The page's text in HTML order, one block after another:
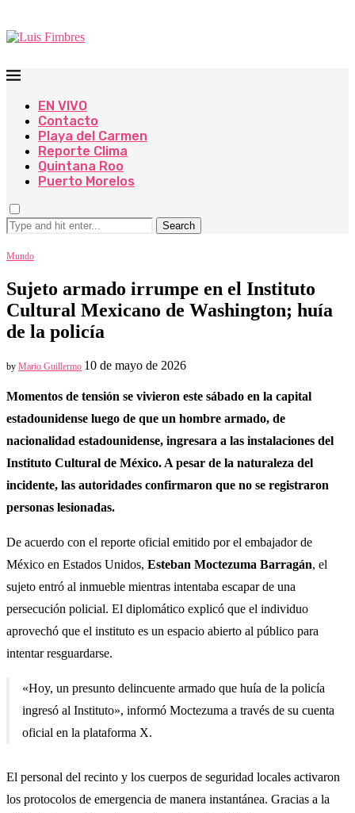
EN VIVO
Contacto
Playa del Carmen
Reporte Clima
Quintana Roo
Puerto Morelos
Search
Mundo
Sujeto armado irrumpe en el Instituto
Cultural Mexicano de Washington; huía
de la policía
by Mario Guillermo 10 de mayo de 2026
Momentos de tensión se vivieron este sábado en la capital
estadounidense luego de que un hombre armado, de
nacionalidad estadounidense, ingresara a las instalaciones del
Instituto Cultural de México. A pesar de la naturaleza del
incidente, las autoridades confirmaron que no se registraron
personas lesionadas.
De acuerdo con el reporte oficial emitido por el embajador de
México en Estados Unidos, Esteban Moctezuma Barragán, el
sujeto entró al inmueble mientras intentaba escapar de una
persecución policial. El diplomático explicó que el individuo
aprovechó que el instituto es un espacio abierto al público para
intentar resguardarse.
«Hoy, un presunto delincuente armado que huía de la policía
ingresó al Instituto», informó Moctezuma a través de su cuenta
oficial en la plataforma X.
El personal del recinto y los cuerpos de seguridad locales activaron
los protocolos de emergencia de manera instantánea. Gracias a la